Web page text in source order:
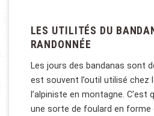
LES UTILITÉS DU
RANDONNÉE
Les jours des bandanas sont
est souvent l’outil utilisé chez
l’alpiniste en montagne. C’est
une sorte de foulard en forme